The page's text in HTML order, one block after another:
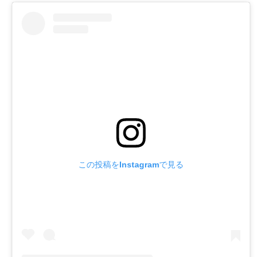
この投稿をInstagramで見る